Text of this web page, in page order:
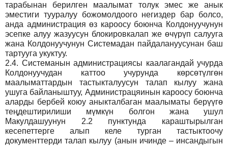
тарабынан берилген маалымат толук эмес же анык
эместиги тууралуу божомолдоого негиздер бар болсо,
анда администрация өз кароосу боюнча Колдонуучунун
эсепке алуу жазуусун блокировкалап же өчүрүп салууга
жана Колдонуучунун Системадан пайдалануусунан баш
тартууга укуктуу.
2.4. Системанын администрациясы каалагандай учурда
Колдонуучудан каттоо учурунда көрсөтүлгөн
маалыматтардын тастыкталуусун талап кылуу жана
ушуга байланыштуу, Администрацяинын кароосу боюнча
аларды бербей коюу аныкталбаган маалыматы берүүгө
теңдештирилиши мүмкүн болгон жана ушул
Макулдашуунун 2.2 пунктунда караштырылган
кесепеттерге алып келе турган тастыктоочу
документтерди талап кылуу (анын ичинде – инсандыгын